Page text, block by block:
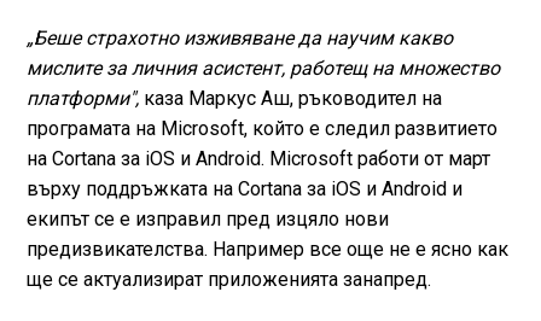
„Беше страхотно изживяване да научим какво
мислите за личния асистент, работещ на множество
платформи", каза Маркус Аш, ръководител на
програмата на Microsoft, който е следил развитието
на Cortana за iOS и Android. Microsoft работи от март
върху поддръжката на Cortana за iOS и Android и
екипът се е изправил пред изцяло нови
предизвикателства. Например все още не е ясно как
ще се актуализират приложенията занапред.